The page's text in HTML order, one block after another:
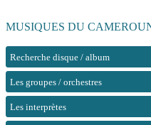
MUSIQUES DU
Recherche disque / album
Les groupes / orchestres
Les interprètes